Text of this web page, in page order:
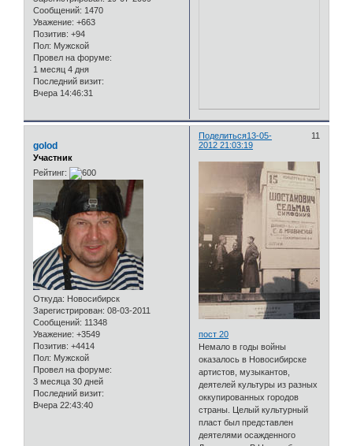
Сообщений: 1470
Уважение: +663
Позитив: +94
Пол: Мужской
Провел на форуме:
1 месяц 4 дня
Последний визит:
Вчера 14:46:31
Поделиться 11
13-05-
2012 21:03:19
golod
Участник
Рейтинг:
Откуда: Новосибирск
Зарегистрирован: 08-03-2011
Сообщений: 11348
Уважение: +3549
Позитив: +4414
Пол: Мужской
Провел на форуме:
3 месяца 30 дней
Последний визит:
Вчера 22:43:40
пост 20
Немало в годы войны
оказалось в Новосибирске
артистов, музыкантов,
деятелей культуры из разных
оккупированных городов
страны. Целый культурный
пласт был представлен
деятелями осажденного